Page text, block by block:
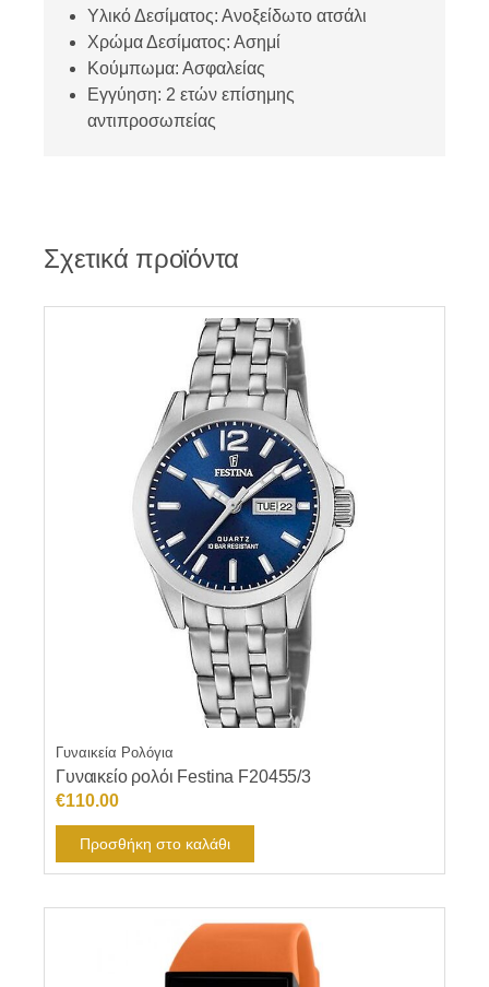
Υλικό Δεσίματος: Ανοξείδωτο ατσάλι
Χρώμα Δεσίματος: Ασημί
Κούμπωμα: Ασφαλείας
Εγγύηση: 2 ετών επίσημης
αντιπροσωπείας
Σχετικά προϊόντα
Γυναικεία Ρολόγια
Γυναικείο ρολόι Festina F20455/3
€110.00
Προσθήκη στο καλάθι